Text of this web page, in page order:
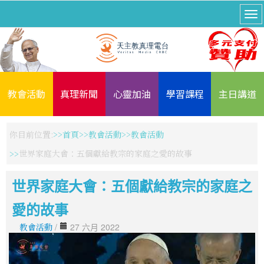
教會活動 真理新聞 心靈加油 學習課程 主日講道
你目前位置: 首頁 教會活動
教會活動
世界家庭大會：五個獻給教宗的家庭之愛的故事
世界家庭大會：五個獻給教宗的家庭之
愛的故事
教會活動 / 27 六月 2022